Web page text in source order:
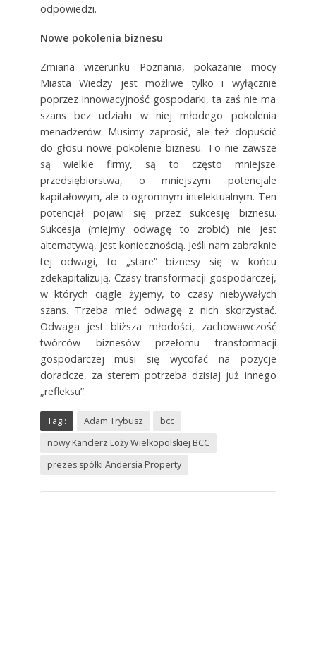
odpowiedzi.
Nowe pokolenia biznesu
Zmiana wizerunku Poznania, pokazanie mocy
Miasta Wiedzy jest możliwe tylko i wyłącznie
poprzez innowacyjność gospodarki, ta zaś nie ma
szans bez udziału w niej młodego pokolenia
menadżerów. Musimy zaprosić, ale też dopuścić
do głosu nowe pokolenie biznesu. To nie zawsze
są wielkie firmy, są to często mniejsze
przedsiębiorstwa, o mniejszym potencjale
kapitałowym, ale o ogromnym intelektualnym. Ten
potencjał pojawi się przez sukcesję biznesu.
Sukcesja (miejmy odwagę to zrobić) nie jest
alternatywą, jest koniecznością. Jeśli nam zabraknie
tej odwagi, to „stare” biznesy się w końcu
zdekapitalizują. Czasy transformacji gospodarczej,
w których ciągle żyjemy, to czasy niebywałych
szans. Trzeba mieć odwagę z nich skorzystać.
Odwaga jest bliższa młodości, zachowawczość
twórców biznesów przełomu transformacji
gospodarczej musi się wycofać na pozycje
doradcze, za sterem potrzeba dzisiaj już innego
„refleksu”.
Tagi: Adam Trybusz
bcc
nowy Kanclerz Loży Wielkopolskiej BCC
prezes spółki Andersia Property